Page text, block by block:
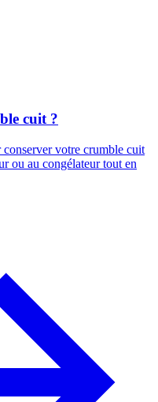
cuit ?
conserver votre crumble cuit
ou au congélateur tout en